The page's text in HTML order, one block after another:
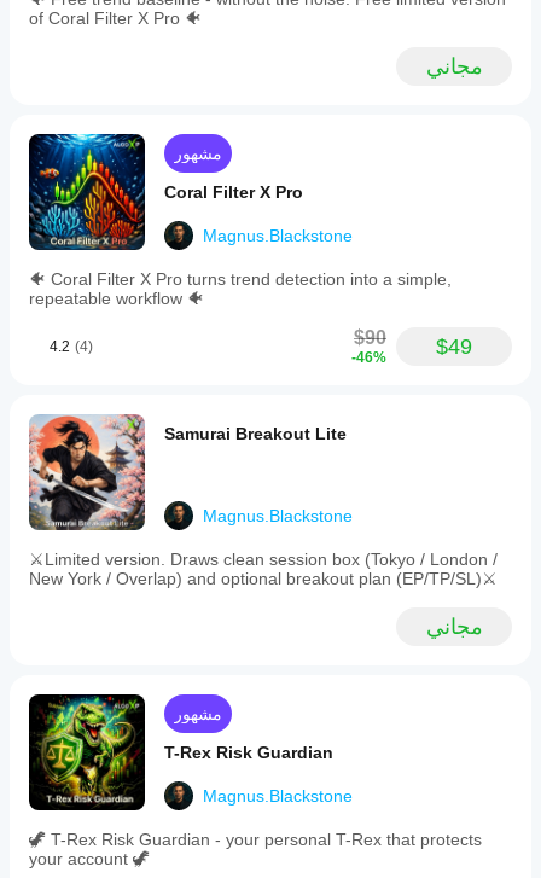
refine
interface
supports
dark,
light,
and
custom
themes
minimal
chart
Samurai
supports
multiple
markets
such
as
Forex,
indices,
oil,
strategies
across
symbols
and
timeframes.
Traders
can
TP/offset
models
of Coral Filter X Pro 🐠
مجاني
مشهور
Coral Filter X Pro
Magnus.Blackstone
🐠 Coral Filter X Pro turns trend detection into a simple,
repeatable workflow 🐠
4.2 (4) $90
-46% $49
Samurai Breakout Lite
Magnus.Blackstone
⚔️Limited version. Draws clean session box (Tokyo / London /
New York / Overlap) and optional breakout plan (EP/TP/SL)⚔️
مجاني
مشهور
T-Rex Risk Guardian
Magnus.Blackstone
🦖 T-Rex Risk Guardian - your personal T-Rex that protects
your account 🦖